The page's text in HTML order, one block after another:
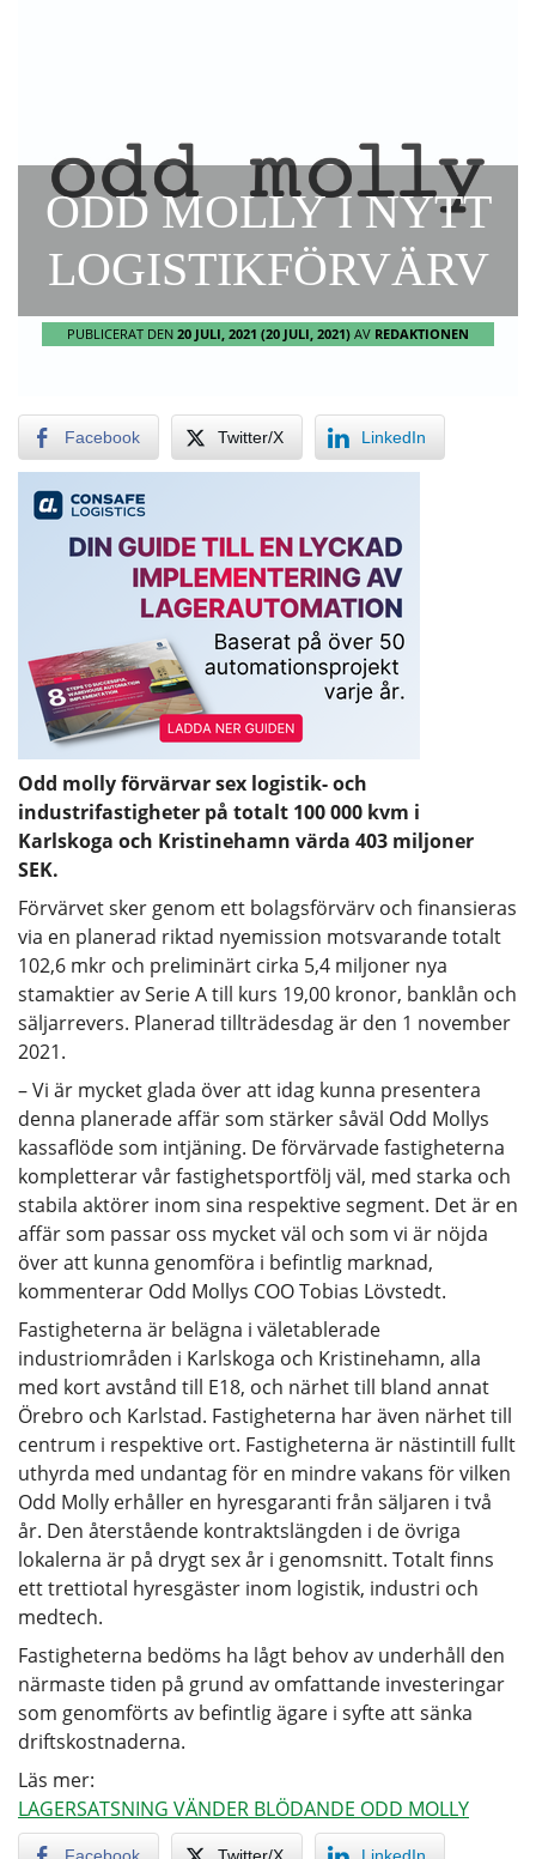
ODD MOLLY I NYTT
LOGISTIKFÖRVÄRV
PUBLICERAT DEN 20 JULI, 2021 (20 JULI, 2021) AV REDAKTIONEN
Facebook Twitter/X LinkedIn
Odd molly förvärvar sex logistik- och
industrifastigheter på totalt 100 000 kvm i
Karlskoga och Kristinehamn värda 403 miljoner
SEK.
Förvärvet sker genom ett bolagsförvärv och finansieras
via en planerad riktad nyemission motsvarande totalt
102,6 mkr och preliminärt cirka 5,4 miljoner nya
stamaktier av Serie A till kurs 19,00 kronor, banklån och
säljarrevers. Planerad tillträdesdag är den 1 november
2021.
– Vi är mycket glada över att idag kunna presentera
denna planerade affär som stärker såväl Odd Mollys
kassaflöde som intjäning. De förvärvade fastigheterna
kompletterar vår fastighetsportfölj väl, med starka och
stabila aktörer inom sina respektive segment. Det är en
affär som passar oss mycket väl och som vi är nöjda
över att kunna genomföra i befintlig marknad,
kommenterar Odd Mollys COO Tobias Lövstedt.
Fastigheterna är belägna i väletablerade
industriområden i Karlskoga och Kristinehamn, alla
med kort avstånd till E18, och närhet till bland annat
Örebro och Karlstad. Fastigheterna har även närhet till
centrum i respektive ort. Fastigheterna är nästintill fullt
uthyrda med undantag för en mindre vakans för vilken
Odd Molly erhåller en hyresgaranti från säljaren i två
år. Den återstående kontraktslängden i de övriga
lokalerna är på drygt sex år i genomsnitt. Totalt finns
ett trettiotal hyresgäster inom logistik, industri och
medtech.
Fastigheterna bedöms ha lågt behov av underhåll den
närmaste tiden på grund av omfattande investeringar
som genomförts av befintlig ägare i syfte att sänka
driftskostnaderna.
Läs mer:
LAGERSATSNING VÄNDER BLÖDANDE ODD MOLLY